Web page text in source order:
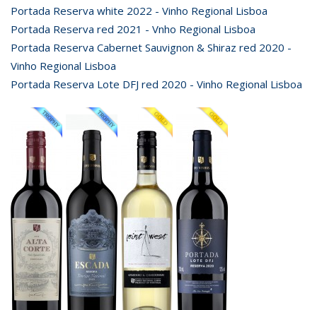
Portada Reserva white 2022 - Vinho Regional Lisboa
Portada Reserva red 2021 - Vnho Regional Lisboa
Portada Reserva Cabernet Sauvignon & Shiraz red 2020 -
Vinho Regional Lisboa
Portada Reserva Lote DFJ red 2020 - Vinho Regional Lisboa